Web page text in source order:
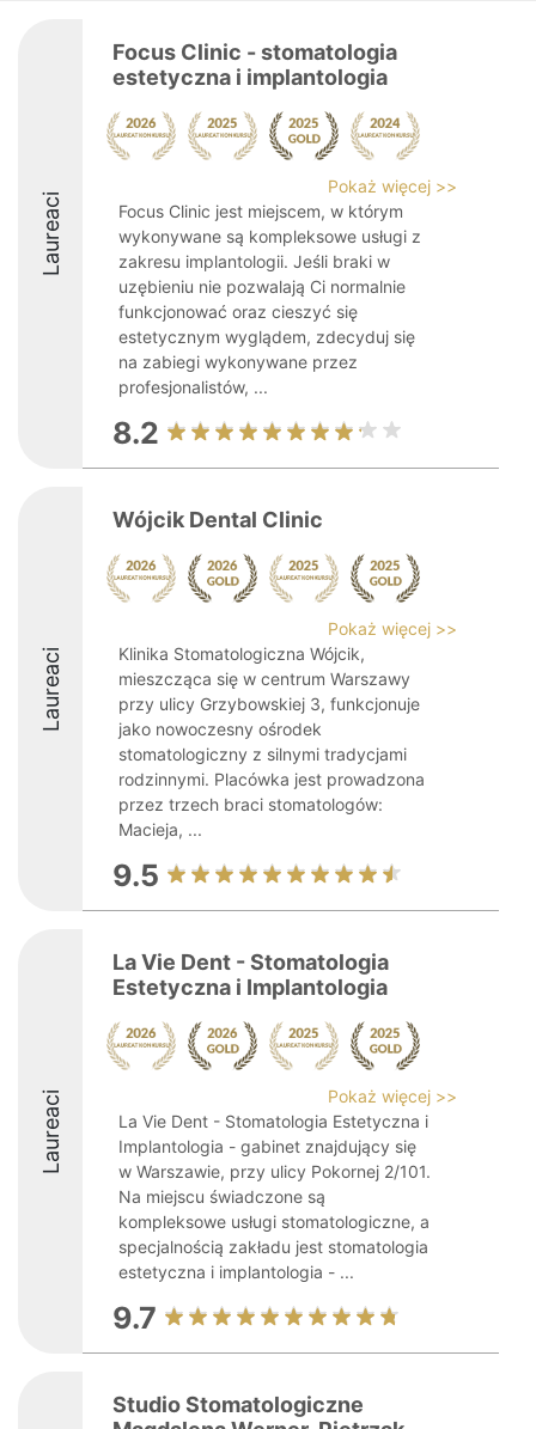
Laureaci
Focus Clinic - stomatologia
estetyczna i implantologia
Pokaż więcej >>
Focus Clinic jest miejscem, w którym
wykonywane są kompleksowe usługi z
zakresu implantologii. Jeśli braki w
uzębieniu nie pozwalają Ci normalnie
funkcjonować oraz cieszyć się
estetycznym wyglądem, zdecyduj się
na zabiegi wykonywane przez
profesjonalistów, ...
8.2
Laureaci
Wójcik Dental Clinic
Pokaż więcej >>
Klinika Stomatologiczna Wójcik,
mieszcząca się w centrum Warszawy
przy ulicy Grzybowskiej 3, funkcjonuje
jako nowoczesny ośrodek
stomatologiczny z silnymi tradycjami
rodzinnymi. Placówka jest prowadzona
przez trzech braci stomatologów:
Macieja, ...
9.5
Laureaci
La Vie Dent - Stomatologia
Estetyczna i Implantologia
Pokaż więcej >>
La Vie Dent - Stomatologia Estetyczna i
Implantologia - gabinet znajdujący się
w Warszawie, przy ulicy Pokornej 2/101.
Na miejscu świadczone są
kompleksowe usługi stomatologiczne, a
specjalnością zakładu jest stomatologia
estetyczna i implantologia - ...
9.7
Studio Stomatologiczne